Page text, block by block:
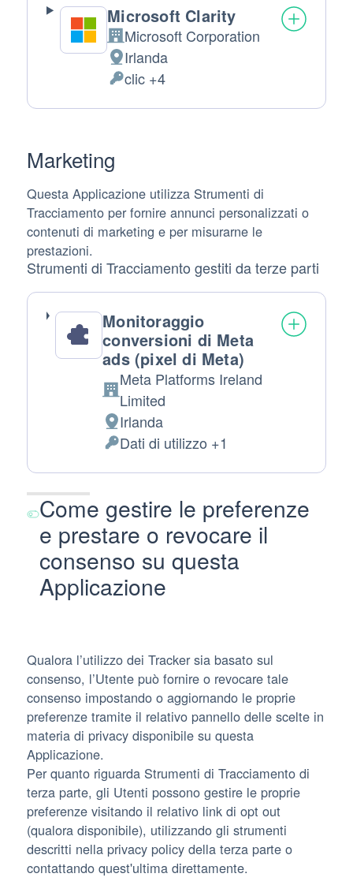
Microsoft Clarity
Azienda:
Microsoft Corporation
Luogo
del
trattamento:
Irlanda
Dati
Personali
clic +4
Marketing
Questa Applicazione utilizza Strumenti di
Tracciamento per fornire annunci personalizzati o
contenuti di marketing e per misurarne le
prestazioni.
Strumenti di Tracciamento gestiti da terze parti
Monitoraggio
conversioni di Meta
ads (pixel di Meta)
Azienda:
Meta Platforms Ireland
Limited
Luogo
del
trattamento:
Irlanda
Dati
Personali
Dati di utilizzo +1
Come gestire le preferenze
e prestare o revocare il
consenso su questa
Applicazione
Qualora l’utilizzo dei Tracker sia basato sul
consenso, l’Utente può fornire o revocare tale
consenso impostando o aggiornando le proprie
preferenze tramite il relativo pannello delle scelte in
materia di privacy disponibile su questa
Applicazione.
Per quanto riguarda Strumenti di Tracciamento di
terza parte, gli Utenti possono gestire le proprie
preferenze visitando il relativo link di opt out
(qualora disponibile), utilizzando gli strumenti
descritti nella privacy policy della terza parte o
contattando quest'ultima direttamente.